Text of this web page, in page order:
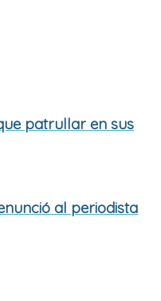
patrullar en sus
al periodista